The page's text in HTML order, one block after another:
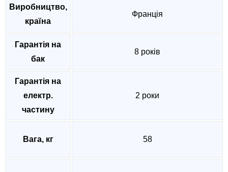
Виробництво,
країна
Франція
Гарантія на
бак
8 років
Гарантія на
електр.
частину
2 роки
Вага, кг 58